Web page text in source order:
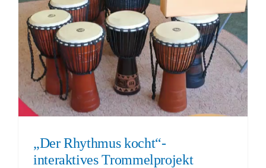
„Der Rhythmus kocht“- interaktives
Trommelprojekt
Schulleben
„Der Rhythmus kocht“-
interaktives Trommelprojekt